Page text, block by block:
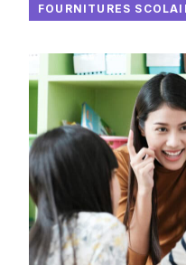
FOURNITURES